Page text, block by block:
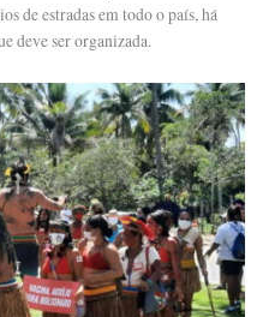
de estradas em todo o país, há
deve ser organizada.